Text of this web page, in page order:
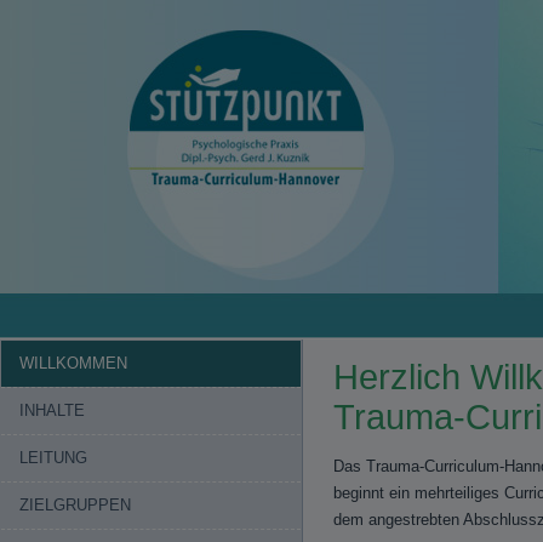
WILLKOMMEN
INHALTE
LEITUNG
ZIELGRUPPEN
Herzlich
Trauma-
Das Trauma-Curriculum-
beginnt ein mehrteiliges
dem angestrebten